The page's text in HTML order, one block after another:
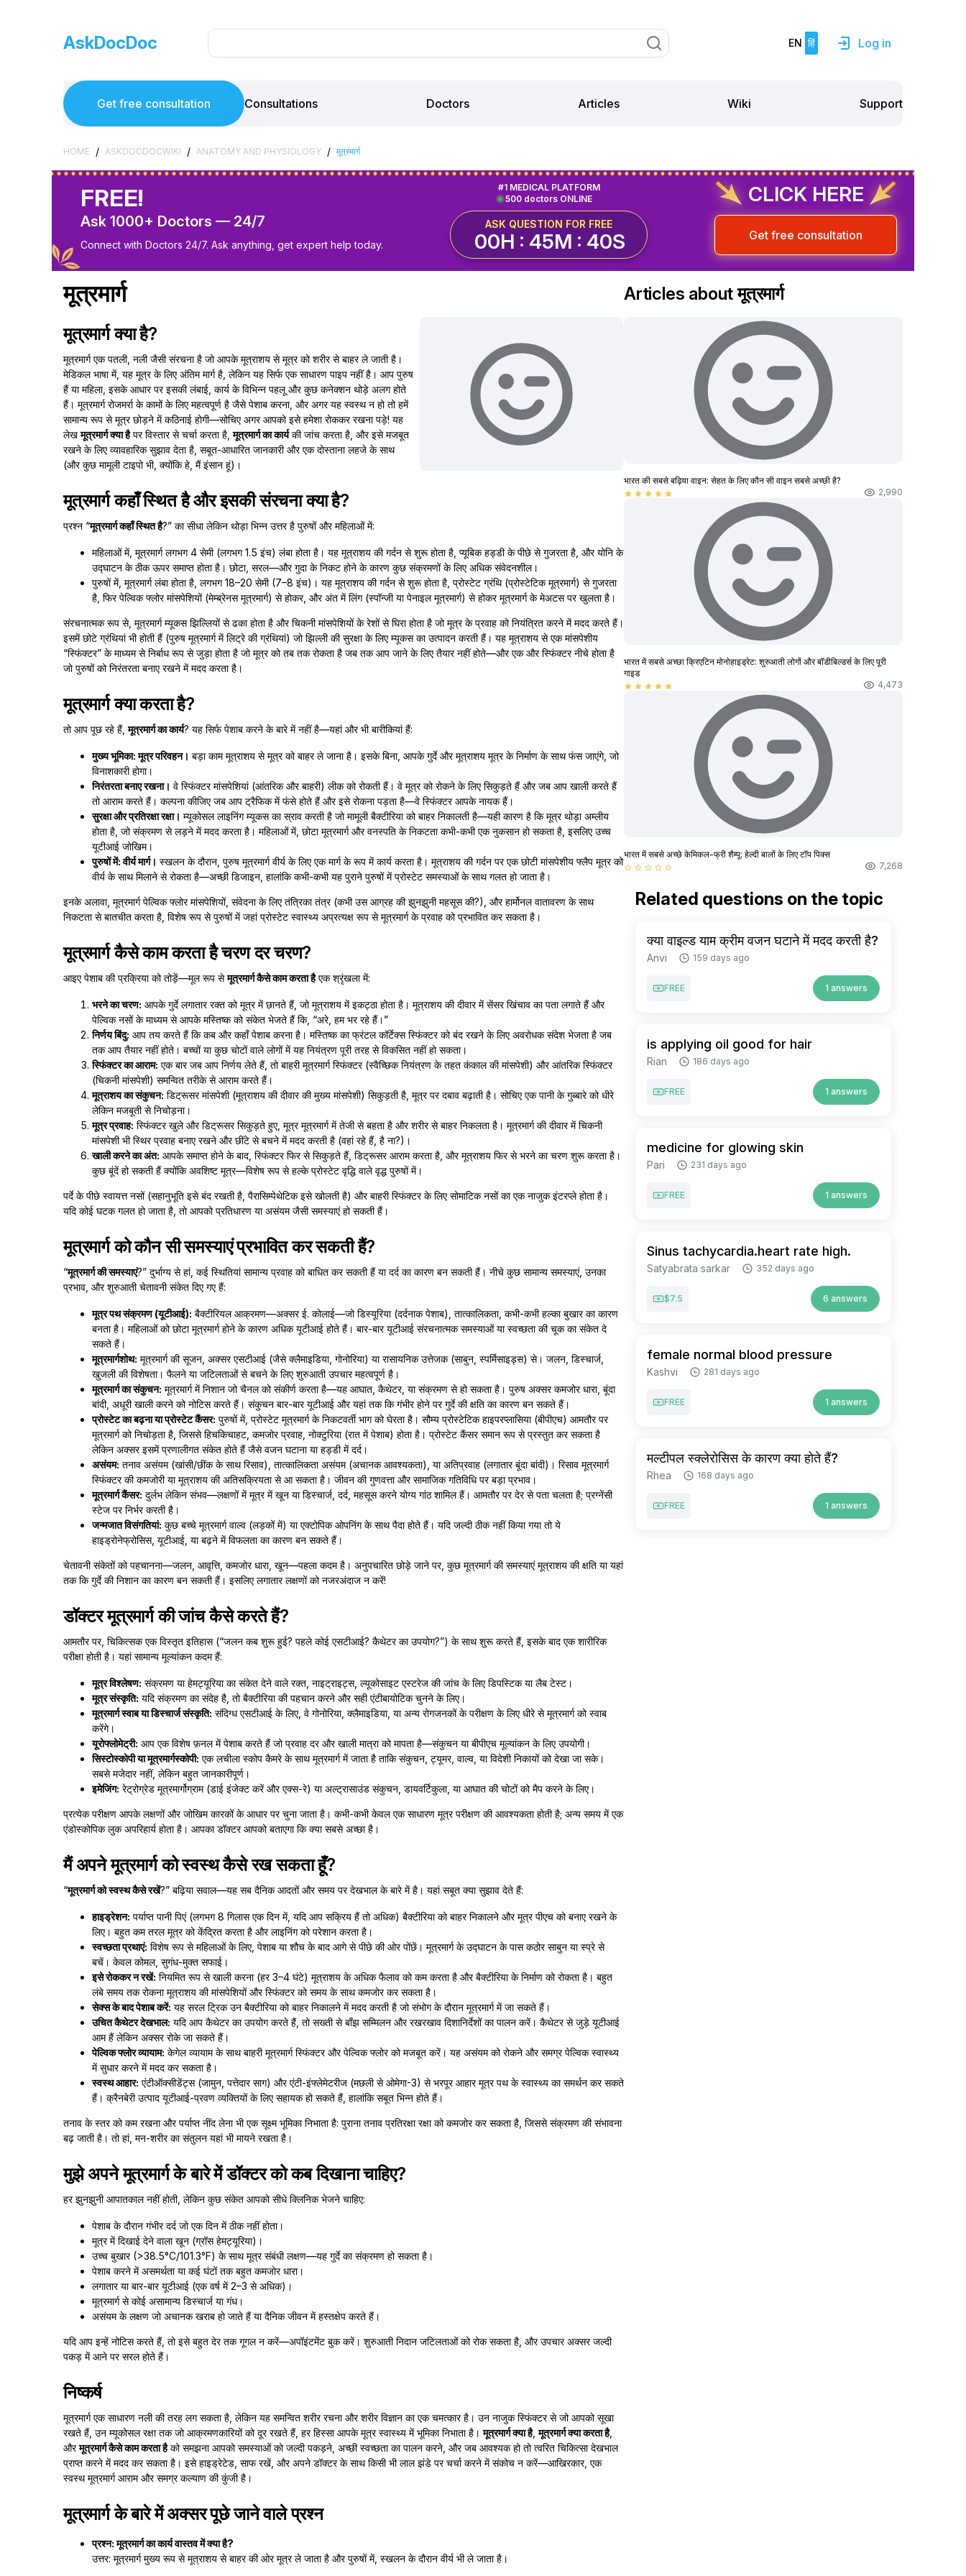
AskDocDoc EN हिं Log in
Get free consultation Consultations Doctors Articles Wiki Support
HOME / ASKDOCDOCWIKI / ANATOMY AND PHYSIOLOGY / मूत्रमार्ग
FREE!
Ask 1000+ Doctors — 24/7
Connect with Doctors 24/7. Ask anything, get expert help today.
500 doctors ONLINE
#1 MEDICAL PLATFORM
ASK QUESTION FOR FREE
00H : 45M : 39S
CLICK HERE
Get free consultation
मूत्रमार्ग
मूत्रमार्ग क्या है?
मूत्रमार्ग एक पतली, नली जैसी संरचना है जो आपके मूत्राशय से मूत्र को शरीर से बाहर ले जाती है।
मेडिकल भाषा में, यह मूत्र के लिए अंतिम मार्ग है, लेकिन यह सिर्फ एक साधारण पाइप नहीं है। आप पुरुष
हैं या महिला, इसके आधार पर इसकी लंबाई, कार्य के विभिन्न पहलू और कुछ कनेक्शन थोड़े अलग होते
हैं। मूत्रमार्ग रोजमर्रा के कामों के लिए महत्वपूर्ण है जैसे पेशाब करना, और अगर यह स्वस्थ न हो तो हमें
सामान्य रूप से मूत्र छोड़ने में कठिनाई होगी—सोचिए अगर आपको इसे हमेशा रोककर रखना पड़े! यह
लेखमूत्रमार्ग क्या हैपर विस्तार से चर्चा करता है,मूत्रमार्ग का कार्यकी जांच करता है, और इसे मजबूत
रखने के लिए व्यावहारिक सुझाव देता है, सबूत-आधारित जानकारी और एक दोस्ताना लहजे के साथ
(और कुछ मामूली टाइपो भी, क्योंकि हे, मैं इंसान हूं)।
मूत्रमार्ग कहाँ स्थित है और इसकी संरचना क्या है?
प्रश्न “मूत्रमार्ग कहाँ स्थित है?” का सीधा लेकिन थोड़ा भिन्न उत्तर है पुरुषों और महिलाओं में:
महिलाओं में, मूत्रमार्ग लगभग 4 सेमी (लगभग 1.5 इंच) लंबा होता है। यह मूत्राशय की गर्दन से शुरू होता है, प्यूबिक हड्डी के पीछे से गुजरता है, और योनि के
उद्घाटन के ठीक ऊपर समाप्त होता है। छोटा, सरल—और गुदा के निकट होने के कारण कुछ संक्रमणों के लिए अधिक संवेदनशील।
पुरुषों में, मूत्रमार्ग लंबा होता है, लगभग 18–20 सेमी (7–8 इंच)। यह मूत्राशय की गर्दन से शुरू होता है, प्रोस्टेट ग्रंथि (प्रोस्टेटिक मूत्रमार्ग) से गुजरता
है, फिर पेल्विक फ्लोर मांसपेशियों (मेम्ब्रेनस मूत्रमार्ग) से होकर, और अंत में लिंग (स्पॉन्जी या पेनाइल मूत्रमार्ग) से होकर मूत्रमार्ग के मेअटस पर खुलता है।
संरचनात्मक रूप से, मूत्रमार्ग म्यूकस झिल्लियों से ढका होता है और चिकनी मांसपेशियों के रेशों से घिरा होता है जो मूत्र के प्रवाह को नियंत्रित करने में मदद करते हैं।
इसमें छोटे ग्रंथियां भी होती हैं (पुरुष मूत्रमार्ग में लिट्रे की ग्रंथियां) जो झिल्ली की सुरक्षा के लिए म्यूकस का उत्पादन करती हैं। यह मूत्राशय से एक मांसपेशीय
“स्फिंक्टर” के माध्यम से निर्बाध रूप से जुड़ा होता है जो मूत्र को तब तक रोकता है जब तक आप जाने के लिए तैयार नहीं होते—और एक और स्फिंक्टर नीचे होता है
जो पुरुषों को निरंतरता बनाए रखने में मदद करता है।
मूत्रमार्ग क्या करता है?
तो आप पूछ रहे हैं,मूत्रमार्ग का कार्य? यह सिर्फ पेशाब करने के बारे में नहीं है—यहां और भी बारीकियां हैं:
मुख्य भूमिका: मूत्र परिवहन। बड़ा काम मूत्राशय से मूत्र को बाहर ले जाना है। इसके बिना, आपके गुर्दे और मूत्राशय मूत्र के निर्माण के साथ फंस जाएंगे, जो
विनाशकारी होगा।
निरंतरता बनाए रखना। वे स्फिंक्टर मांसपेशियां (आंतरिक और बाहरी) लीक को रोकती हैं। वे मूत्र को रोकने के लिए सिकुड़ते हैं और जब आप खाली करते हैं
तो आराम करते हैं। कल्पना कीजिए जब आप ट्रैफिक में फंसे होते हैं और इसे रोकना पड़ता है—वे स्फिंक्टर आपके नायक हैं।
सुरक्षा और प्रतिरक्षा रक्षा। म्यूकोसल लाइनिंग म्यूकस का स्राव करती है जो मामूली बैक्टीरिया को बाहर निकालती है—यही कारण है कि मूत्र थोड़ा अम्लीय
होता है, जो संक्रमण से लड़ने में मदद करता है। महिलाओं में, छोटा मूत्रमार्ग और वनस्पति के निकटता कभी-कभी एक नुकसान हो सकता है, इसलिए उच्च
यूटीआई जोखिम।
पुरुषों में: वीर्य मार्ग। स्खलन के दौरान, पुरुष मूत्रमार्ग वीर्य के लिए एक मार्ग के रूप में कार्य करता है। मूत्राशय की गर्दन पर एक छोटी मांसपेशीय फ्लैप मूत्र को
वीर्य के साथ मिलाने से रोकता है—अच्छी डिजाइन, हालांकि कभी-कभी यह पुराने पुरुषों में प्रोस्टेट समस्याओं के साथ गलत हो जाता है।
इनके अलावा, मूत्रमार्ग पेल्विक फ्लोर मांसपेशियों, संवेदना के लिए तंत्रिका तंत्र (कभी उस आग्रह की झुनझुनी महसूस की?), और हार्मोनल वातावरण के साथ
निकटता से बातचीत करता है, विशेष रूप से पुरुषों में जहां प्रोस्टेट स्वास्थ्य अप्रत्यक्ष रूप से मूत्रमार्ग के प्रवाह को प्रभावित कर सकता है।
मूत्रमार्ग कैसे काम करता है चरण दर चरण?
आइए पेशाब की प्रक्रिया को तोड़ें—मूल रूप सेमूत्रमार्ग कैसे काम करता हैएक श्रृंखला में:
भरने का चरण: आपके गुर्दे लगातार रक्त को मूत्र में छानते हैं, जो मूत्राशय में इकट्ठा होता है। मूत्राशय की दीवार में सेंसर खिंचाव का पता लगाते हैं और
पेल्विक नसों के माध्यम से आपके मस्तिष्क को संकेत भेजते हैं कि, “अरे, हम भर रहे हैं।”
निर्णय बिंदु: आप तय करते हैं कि कब और कहाँ पेशाब करना है। मस्तिष्क का फ्रंटल कॉर्टेक्स स्फिंक्टर को बंद रखने के लिए अवरोधक संदेश भेजता है जब
तक आप तैयार नहीं होते। बच्चों या कुछ चोटों वाले लोगों में यह नियंत्रण पूरी तरह से विकसित नहीं हो सकता।
स्फिंक्टर का आराम: एक बार जब आप निर्णय लेते हैं, तो बाहरी मूत्रमार्ग स्फिंक्टर (स्वैच्छिक नियंत्रण के तहत कंकाल की मांसपेशी) और आंतरिक स्फिंक्टर
(चिकनी मांसपेशी) समन्वित तरीके से आराम करते हैं।
मूत्राशय का संकुचन: डिट्रूसर मांसपेशी (मूत्राशय की दीवार की मुख्य मांसपेशी) सिकुड़ती है, मूत्र पर दबाव बढ़ाती है। सोचिए एक पानी के गुब्बारे को धीरे
लेकिन मजबूती से निचोड़ना।
मूत्र प्रवाह: स्फिंक्टर खुले और डिट्रूसर सिकुड़ते हुए, मूत्र मूत्रमार्ग में तेजी से बहता है और शरीर से बाहर निकलता है। मूत्रमार्ग की दीवार में चिकनी
मांसपेशी भी स्थिर प्रवाह बनाए रखने और छींटे से बचने में मदद करती है (वहां रहे हैं, है ना?)।
खाली करने का अंत: आपके समाप्त होने के बाद, स्फिंक्टर फिर से सिकुड़ते हैं, डिट्रूसर आराम करता है, और मूत्राशय फिर से भरने का चरण शुरू करता है।
कुछ बूंदें हो सकती हैं क्योंकि अवशिष्ट मूत्र—विशेष रूप से हल्के प्रोस्टेट वृद्धि वाले वृद्ध पुरुषों में।
पर्दे के पीछे स्वायत्त नसों (सहानुभूति इसे बंद रखती है, पैरासिम्पेथेटिक इसे खोलती है) और बाहरी स्फिंक्टर के लिए सोमाटिक नसों का एक नाजुक इंटरप्ले होता है।
यदि कोई घटक गलत हो जाता है, तो आपको प्रतिधारण या असंयम जैसी समस्याएं हो सकती हैं।
मूत्रमार्ग को कौन सी समस्याएं प्रभावित कर सकती हैं?
“मूत्रमार्ग की समस्याएं?” दुर्भाग्य से हां, कई स्थितियां सामान्य प्रवाह को बाधित कर सकती हैं या दर्द का कारण बन सकती हैं। नीचे कुछ सामान्य समस्याएं, उनका
प्रभाव, और शुरुआती चेतावनी संकेत दिए गए हैं:
मूत्र पथ संक्रमण (यूटीआई): बैक्टीरियल आक्रमण—अक्सर ई. कोलाई—जो डिस्यूरिया (दर्दनाक पेशाब), तात्कालिकता, कभी-कभी हल्का बुखार का कारण
बनता है। महिलाओं को छोटा मूत्रमार्ग होने के कारण अधिक यूटीआई होते हैं। बार-बार यूटीआई संरचनात्मक समस्याओं या स्वच्छता की चूक का संकेत दे
सकते हैं।
मूत्रमार्गशोथ: मूत्रमार्ग की सूजन, अक्सर एसटीआई (जैसे क्लैमाइडिया, गोनोरिया) या रासायनिक उत्तेजक (साबुन, स्पर्मिसाइड्स) से। जलन, डिस्चार्ज,
खुजली की विशेषता। फैलने या जटिलताओं से बचने के लिए शुरुआती उपचार महत्वपूर्ण है।
मूत्रमार्ग का संकुचन: मूत्रमार्ग में निशान जो चैनल को संकीर्ण करता है—यह आघात, कैथेटर, या संक्रमण से हो सकता है। पुरुष अक्सर कमजोर धारा, बूंदा
बांदी, अधूरी खाली करने को नोटिस करते हैं। संकुचन बार-बार यूटीआई और यहां तक कि गंभीर होने पर गुर्दे की क्षति का कारण बन सकते हैं।
प्रोस्टेट का बढ़ना या प्रोस्टेट कैंसर: पुरुषों में, प्रोस्टेट मूत्रमार्ग के निकटवर्ती भाग को घेरता है। सौम्य प्रोस्टेटिक हाइपरप्लासिया (बीपीएच) आमतौर पर
मूत्रमार्ग को निचोड़ता है, जिससे हिचकिचाहट, कमजोर प्रवाह, नोक्टुरिया (रात में पेशाब) होता है। प्रोस्टेट कैंसर समान रूप से प्रस्तुत कर सकता है
लेकिन अक्सर इसमें प्रणालीगत संकेत होते हैं जैसे वजन घटाना या हड्डी में दर्द।
असंयम: तनाव असंयम (खांसी/छींक के साथ रिसाव), तात्कालिकता असंयम (अचानक आवश्यकता), या अतिप्रवाह (लगातार बूंदा बांदी)। रिसाव मूत्रमार्ग
स्फिंक्टर की कमजोरी या मूत्राशय की अतिसक्रियता से आ सकता है। जीवन की गुणवत्ता और सामाजिक गतिविधि पर बड़ा प्रभाव।
मूत्रमार्ग कैंसर: दुर्लभ लेकिन संभव—लक्षणों में मूत्र में खून या डिस्चार्ज, दर्द, महसूस करने योग्य गांठ शामिल हैं। आमतौर पर देर से पता चलता है; प्रग्नेंसी
स्टेज पर निर्भर करती है।
जन्मजात विसंगतियां: कुछ बच्चे मूत्रमार्ग वाल्व (लड़कों में) या एक्टोपिक ओपनिंग के साथ पैदा होते हैं। यदि जल्दी ठीक नहीं किया गया तो ये
हाइड्रोनेफ्रोसिस, यूटीआई, या बढ़ने में विफलता का कारण बन सकते हैं।
चेतावनी संकेतों को पहचानना—जलन, आवृत्ति, कमजोर धारा, खून—पहला कदम है। अनुपचारित छोड़े जाने पर, कुछ मूत्रमार्ग की समस्याएं मूत्राशय की क्षति या यहां
तक कि गुर्दे की निशान का कारण बन सकती हैं। इसलिए लगातार लक्षणों को नजरअंदाज न करें!
डॉक्टर मूत्रमार्ग की जांच कैसे करते हैं?
आमतौर पर, चिकित्सक एक विस्तृत इतिहास (“जलन कब शुरू हुई? पहले कोई एसटीआई? कैथेटर का उपयोग?”) के साथ शुरू करते हैं, इसके बाद एक शारीरिक
परीक्षा होती है। यहां सामान्य मूल्यांकन कदम हैं:
मूत्र विश्लेषण: संक्रमण या हेमट्यूरिया का संकेत देने वाले रक्त, नाइट्राइट्स, ल्यूकोसाइट एस्टरेज की जांच के लिए डिपस्टिक या लैब टेस्ट।
मूत्र संस्कृति: यदि संक्रमण का संदेह है, तो बैक्टीरिया की पहचान करने और सही एंटीबायोटिक चुनने के लिए।
मूत्रमार्ग स्वाब या डिस्चार्ज संस्कृति: संदिग्ध एसटीआई के लिए, वे गोनोरिया, क्लैमाइडिया, या अन्य रोगजनकों के परीक्षण के लिए धीरे से मूत्रमार्ग को स्वाब
करेंगे।
यूरोफ्लोमेट्री: आप एक विशेष फ़नल में पेशाब करते हैं जो प्रवाह दर और खाली मात्रा को मापता है—संकुचन या बीपीएच मूल्यांकन के लिए उपयोगी।
सिस्टोस्कोपी या मूत्रमार्गस्कोपी: एक लचीला स्कोप कैमरे के साथ मूत्रमार्ग में जाता है ताकि संकुचन, ट्यूमर, वाल्व, या विदेशी निकायों को देखा जा सके।
सबसे मजेदार नहीं, लेकिन बहुत जानकारीपूर्ण।
इमेजिंग: रेट्रोग्रेड मूत्रमार्गोग्राम (डाई इंजेक्ट करें और एक्स-रे) या अल्ट्रासाउंड संकुचन, डायवर्टिकुला, या आघात की चोटों को मैप करने के लिए।
प्रत्येक परीक्षण आपके लक्षणों और जोखिम कारकों के आधार पर चुना जाता है। कभी-कभी केवल एक साधारण मूत्र परीक्षण की आवश्यकता होती है; अन्य समय में एक
एंडोस्कोपिक लुक अपरिहार्य होता है। आपका डॉक्टर आपको बताएगा कि क्या सबसे अच्छा है।
मैं अपने मूत्रमार्ग को स्वस्थ कैसे रख सकता हूँ?
“मूत्रमार्ग को स्वस्थ कैसे रखें?” बढ़िया सवाल—यह सब दैनिक आदतों और समय पर देखभाल के बारे में है। यहां सबूत क्या सुझाव देते हैं:
हाइड्रेशन: पर्याप्त पानी पिएं (लगभग 8 गिलास एक दिन में, यदि आप सक्रिय हैं तो अधिक) बैक्टीरिया को बाहर निकालने और मूत्र पीएच को बनाए रखने के
लिए। बहुत कम तरल मूत्र को केंद्रित करता है और लाइनिंग को परेशान करता है।
स्वच्छता प्रथाएं: विशेष रूप से महिलाओं के लिए, पेशाब या शौच के बाद आगे से पीछे की ओर पोंछें। मूत्रमार्ग के उद्घाटन के पास कठोर साबुन या स्प्रे से
बचें। केवल कोमल, सुगंध-मुक्त सफाई।
इसे रोककर न रखें: नियमित रूप से खाली करना (हर 3–4 घंटे) मूत्राशय के अधिक फैलाव को कम करता है और बैक्टीरिया के निर्माण को रोकता है। बहुत
लंबे समय तक रोकना मूत्राशय की मांसपेशियों और स्फिंक्टर को समय के साथ कमजोर कर सकता है।
सेक्स के बाद पेशाब करें: यह सरल ट्रिक उन बैक्टीरिया को बाहर निकालने में मदद करती है जो संभोग के दौरान मूत्रमार्ग में जा सकते हैं।
उचित कैथेटर देखभाल: यदि आप कैथेटर का उपयोग करते हैं, तो सख्ती से बाँझ सम्मिलन और रखरखाव दिशानिर्देशों का पालन करें। कैथेटर से जुड़े यूटीआई
आम हैं लेकिन अक्सर रोके जा सकते हैं।
पेल्विक फ्लोर व्यायाम: केगेल व्यायाम के साथ बाहरी मूत्रमार्ग स्फिंक्टर और पेल्विक फ्लोर को मजबूत करें। यह असंयम को रोकने और समग्र पेल्विक स्वास्थ्य
में सुधार करने में मदद कर सकता है।
स्वस्थ आहार: एंटीऑक्सीडेंट्स (जामुन, पत्तेदार साग) और एंटी-इंफ्लेमेटरीज (मछली से ओमेगा-3) से भरपूर आहार मूत्र पथ के स्वास्थ्य का समर्थन कर सकते
हैं। क्रैनबेरी उत्पाद यूटीआई-प्रवण व्यक्तियों के लिए सहायक हो सकते हैं, हालांकि सबूत भिन्न होते हैं।
तनाव के स्तर को कम रखना और पर्याप्त नींद लेना भी एक सूक्ष्म भूमिका निभाता है: पुराना तनाव प्रतिरक्षा रक्षा को कमजोर कर सकता है, जिससे संक्रमण की संभावना
बढ़ जाती है। तो हां, मन-शरीर का संतुलन यहां भी मायने रखता है।
मुझे अपने मूत्रमार्ग के बारे में डॉक्टर को कब दिखाना चाहिए?
हर झुनझुनी आपातकाल नहीं होती, लेकिन कुछ संकेत आपको सीधे क्लिनिक भेजने चाहिए:
पेशाब के दौरान गंभीर दर्द जो एक दिन में ठीक नहीं होता।
मूत्र में दिखाई देने वाला खून (ग्रॉस हेमट्यूरिया)।
उच्च बुखार (>38.5°C/101.3°F) के साथ मूत्र संबंधी लक्षण—यह गुर्दे का संक्रमण हो सकता है।
पेशाब करने में असमर्थता या कई घंटों तक बहुत कमजोर धारा।
लगातार या बार-बार यूटीआई (एक वर्ष में 2–3 से अधिक)।
मूत्रमार्ग से कोई असामान्य डिस्चार्ज या गंध।
असंयम के लक्षण जो अचानक खराब हो जाते हैं या दैनिक जीवन में हस्तक्षेप करते हैं।
यदि आप इन्हें नोटिस करते हैं, तो इसे बहुत देर तक गूगल न करें—अपॉइंटमेंट बुक करें। शुरुआती निदान जटिलताओं को रोक सकता है, और उपचार अक्सर जल्दी
पकड़ में आने पर सरल होते हैं।
निष्कर्ष
मूत्रमार्ग एक साधारण नली की तरह लग सकता है, लेकिन यह समन्वित शरीर रचना और शरीर विज्ञान का एक चमत्कार है। उन नाजुक स्फिंक्टर से जो आपको सूखा
रखते हैं, उन म्यूकोसल रक्षा तक जो आक्रमणकारियों को दूर रखते हैं, हर हिस्सा आपके मूत्र स्वास्थ्य में भूमिका निभाता है।मूत्रमार्ग क्या है,मूत्रमार्ग क्या करता है,
औरमूत्रमार्ग कैसे काम करता हैको समझना आपको समस्याओं को जल्दी पकड़ने, अच्छी स्वच्छता का पालन करने, और जब आवश्यक हो तो त्वरित चिकित्सा देखभाल
प्राप्त करने में मदद कर सकता है। इसे हाइड्रेटेड, साफ रखें, और अपने डॉक्टर के साथ किसी भी लाल झंडे पर चर्चा करने में संकोच न करें—आखिरकार, एक
स्वस्थ मूत्रमार्ग आराम और समग्र कल्याण की कुंजी है।
मूत्रमार्ग के बारे में अक्सर पूछे जाने वाले प्रश्न
प्रश्न: मूत्रमार्ग का कार्य वास्तव में क्या है?
उत्तर: मूत्रमार्ग मुख्य रूप से मूत्राशय से बाहर की ओर मूत्र ले जाता है और पुरुषों में, स्खलन के दौरान वीर्य भी ले जाता है।
Articles about मूत्रमार्ग
भारत की सबसे बढ़िया वाइन: सेहत के लिए कौन सी वाइन सबसे अच्छी है?
star star star star star 2,990
भारत में सबसे अच्छा क्रिएटिन मोनोहाइड्रेट: शुरुआती लोगों और बॉडीबिल्डर्स के लिए पूरी
गाइड
star star star star star 4,473
भारत में सबसे अच्छे केमिकल-फ्री शैम्पू: हेल्दी बालों के लिए टॉप पिक्स
star_border star_border star_border star_border star_border 7,268
Related questions on the topic
क्या वाइल्ड याम क्रीम वजन घटाने में मदद करती है?
Anvi 159 days ago
FREE 1 answers
is applying oil good for hair
Rian 186 days ago
FREE 1 answers
medicine for glowing skin
Pari 231 days ago
FREE 1 answers
Sinus tachycardia.heart rate high.
Satyabrata sarkar 352 days ago
$7.5 6 answers
female normal blood pressure
Kashvi 281 days ago
FREE 1 answers
मल्टीपल स्क्लेरोसिस के कारण क्या होते हैं?
Rhea 168 days ago
FREE 1 answers